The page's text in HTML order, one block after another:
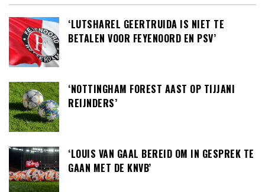
‘LUTSHAREL GEERTRUIDA IS NIET TE
BETALEN VOOR FEYENOORD EN PSV’
‘NOTTINGHAM FOREST AAST OP TIJJANI
REIJNDERS’
‘LOUIS VAN GAAL BEREID OM IN GESPREK TE
GAAN MET DE KNVB’